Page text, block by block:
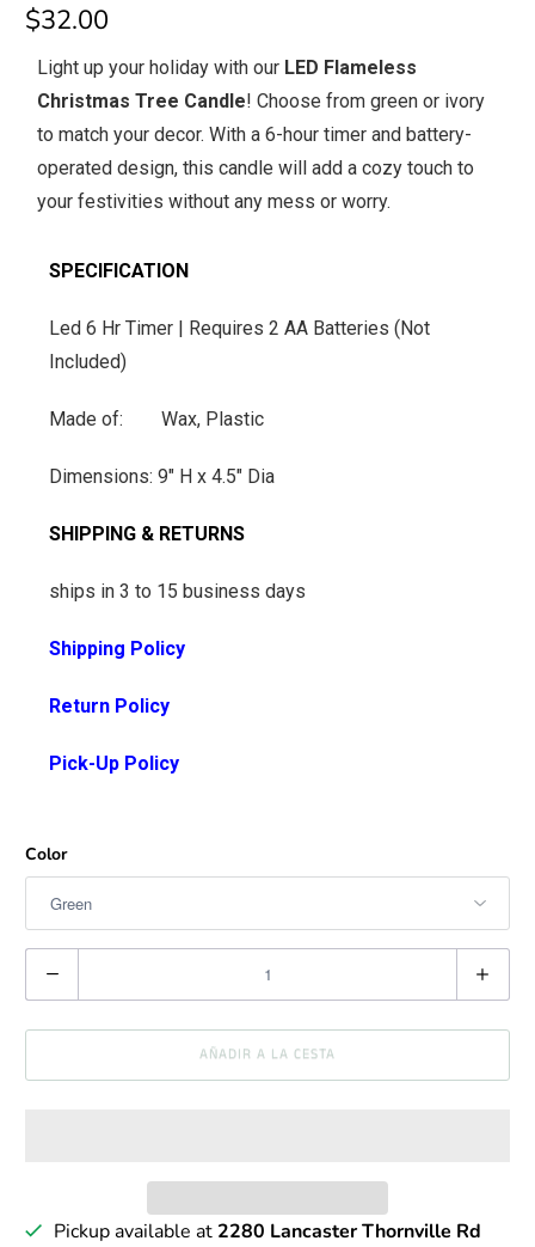
$32.00
Light up your holiday with our LED Flameless
Christmas Tree Candle! Choose from green or ivory
to match your decor. With a 6-hour timer and battery-
operated design, this candle will add a cozy touch to
your festivities without any mess or worry.
SPECIFICATION
Led 6 Hr Timer | Requires 2 AA Batteries (Not
Included)
Made of: Wax, Plastic
Dimensions: 9" H x 4.5" Dia
SHIPPING & RETURNS
ships in 3 to 15 business days
Shipping Policy
Return Policy
Pick-Up Policy
Color
a
n
AÑADIR A LA CESTA
Pickup available at 2280 Lancaster Thornville Rd